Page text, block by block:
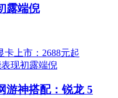
露端倪
游神搭配：锐龙 5